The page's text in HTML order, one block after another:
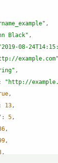
Black"
08-
example.com"
"http://
13
: 5